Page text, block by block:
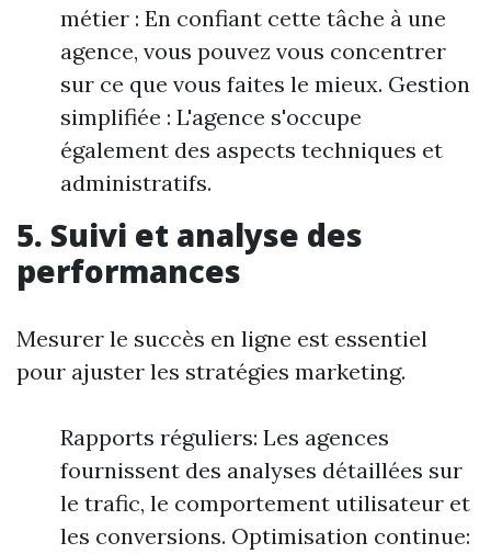
métier : En confiant cette tâche à une
agence, vous pouvez vous concentrer
sur ce que vous faites le mieux. Gestion
simplifiée : L'agence s'occupe
également des aspects techniques et
administratifs.
5. Suivi et analyse des
performances
Mesurer le succès en ligne est essentiel
pour ajuster les stratégies marketing.
Rapports réguliers: Les agences
fournissent des analyses détaillées sur
le trafic, le comportement utilisateur et
les conversions. Optimisation continue: